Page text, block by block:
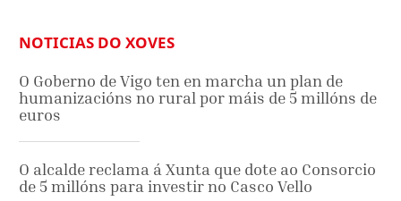
NOTICIAS DO XOVES
O Goberno de Vigo ten en marcha un plan de
humanizacións no rural por máis de 5 millóns de
euros
O alcalde reclama á Xunta que dote ao Consorcio
de 5 millóns para investir no Casco Vello